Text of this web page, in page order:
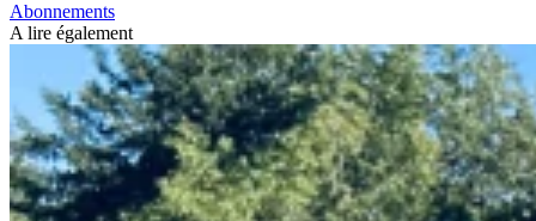
Abonnements
A lire également